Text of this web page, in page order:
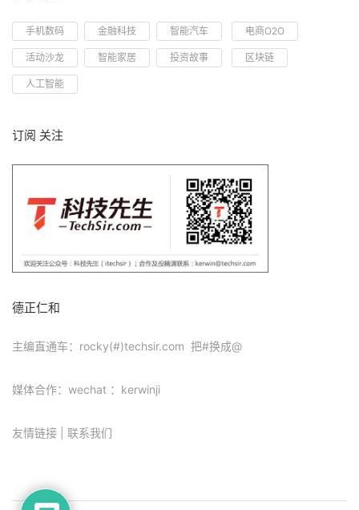
手机数码 金融科技 智能汽车 电商O2O
活动沙龙 智能家居 投资故事 区块链
人工智能
订阅 关注
德正仁和
主编直通车：rocky(#)techsir.com 把#换成@
媒体合作：wechat ：kerwinji
友情链接 联系我们